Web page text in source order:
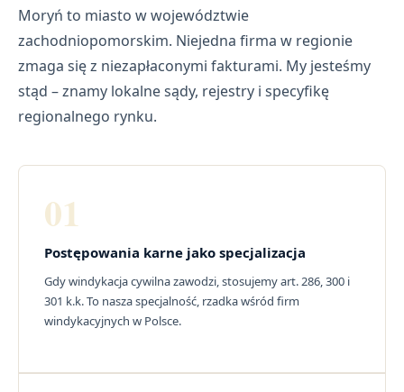
Moryń to miasto w województwie
zachodniopomorskim. Niejedna firma w regionie
zmaga się z niezapłaconymi fakturami. My jesteśmy
stąd – znamy lokalne sądy, rejestry i specyfikę
regionalnego rynku.
01
Postępowania karne jako specjalizacja
Gdy windykacja cywilna zawodzi, stosujemy art. 286, 300 i
301 k.k. To nasza specjalność, rzadka wśród firm
windykacyjnych w Polsce.